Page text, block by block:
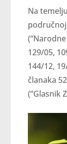
Na
129/05,
144/12,
članaka
(“Glasnik